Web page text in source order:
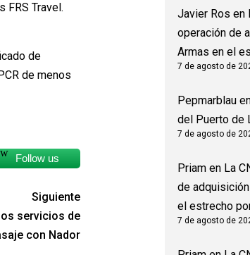
FRS Travel.
de
de menos
Follow us
Siguiente
servicios de
con Nador
Javier Ros en
operación de
Armas en el
7 de agosto de
Pepmarblau
del Puerto de
7 de agosto de
Priamen La
de
el estrecho
7 de agosto de